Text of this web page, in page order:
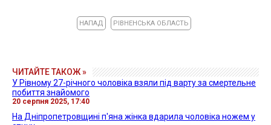
НАПАД РІВНЕНСЬКА ОБЛАСТЬ
ЧИТАЙТЕ ТАКОЖ »
У Рівному 27-річного чоловіка взяли під варту за смертельне
побиття знайомого
20 серпня 2025, 17:40
На Дніпропетровщині п'яна жінка вдарила чоловіка ножем у